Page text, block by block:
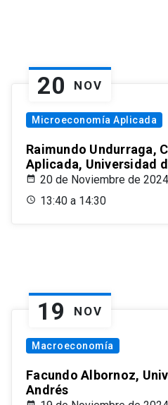
20 NOV
Microeconomía Aplicada
Raimundo Undurraga,
Aplicada, Universidad
20 de Noviembre de 2024
13:40 a 14:30
19 NOV
Macroeconomía
Facundo Albornoz,
Andrés